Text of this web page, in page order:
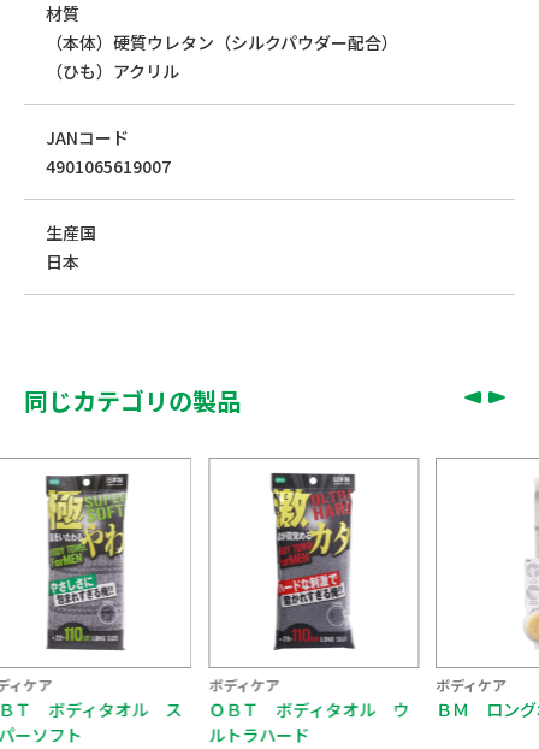
材質
（本体）硬質ウレタン（シルクパウダー配合）
（ひも）アクリル
JANコード
4901065619007
生産国
日本
同じカテゴリの製品
ディタオル ス
ト
ボディケア
ＯＢＴ ボディタオル ウ
ルトラハード
ボディケア
ＢＭ ロングボデ